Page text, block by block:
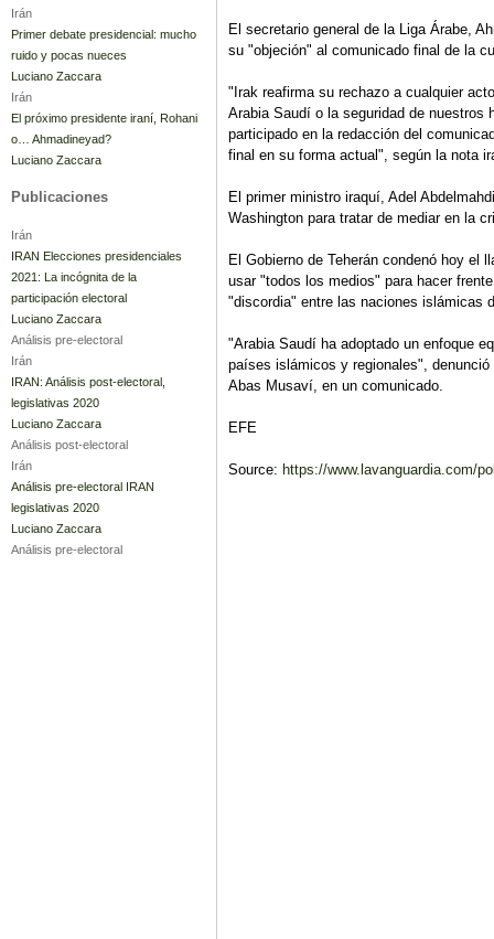
El secretario general de la Liga Árabe,
su "objeción" al comunicado final de la
"Irak reafirma su rechazo a cualquier
Arabia Saudí o la seguridad de nuestros
participado en la redacción del
final en su forma actual", según la nota
El primer ministro iraquí, Adel
Washington para tratar de mediar en la
El Gobierno de Teherán condenó hoy el
usar "todos los medios" para hacer
"discordia" entre las naciones islámicas
"Arabia Saudí ha adoptado un enfoque
países islámicos y regionales",
Abas Musaví, en un comunicado.
EFE
Source: https://www.lavanguardia.com/
Irán
Primer debate presidencial: mucho
ruido y pocas nueces
Luciano Zaccara
Irán
El próximo presidente iraní, Rohani
o… Ahmadineyad?
Luciano Zaccara
Publicaciones
Irán
IRAN Elecciones presidenciales
2021: La incógnita de la
participación electoral
Luciano Zaccara
Análisis pre-electoral
Irán
IRAN: Análisis post-electoral,
legislativas 2020
Luciano Zaccara
Análisis post-electoral
Irán
Análisis pre-electoral IRAN
legislativas 2020
Luciano Zaccara
Análisis pre-electoral